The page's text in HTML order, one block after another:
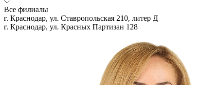
Все филиалы
г. Краснодар, ул. Ставропольская 210, литер Д
г. Краснодар, ул. Красных Партизан 128